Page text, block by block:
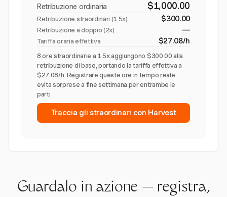
Retribuzione ordinaria $1,000.00
Retribuzione straordinari (1.5x) $300.00
Retribuzione a doppio (2x) —
Tariffa oraria effettiva $27.08/h
8 ore straordinarie a 1.5x aggiungono $300.00 alla
retribuzione di base, portando la tariffa effettiva a
$27.08/h. Registrare queste ore in tempo reale
evita sorprese a fine settimana per entrambe le
parti.
Traccia gli straordinari con Harvest
Guardalo in azione — registra,